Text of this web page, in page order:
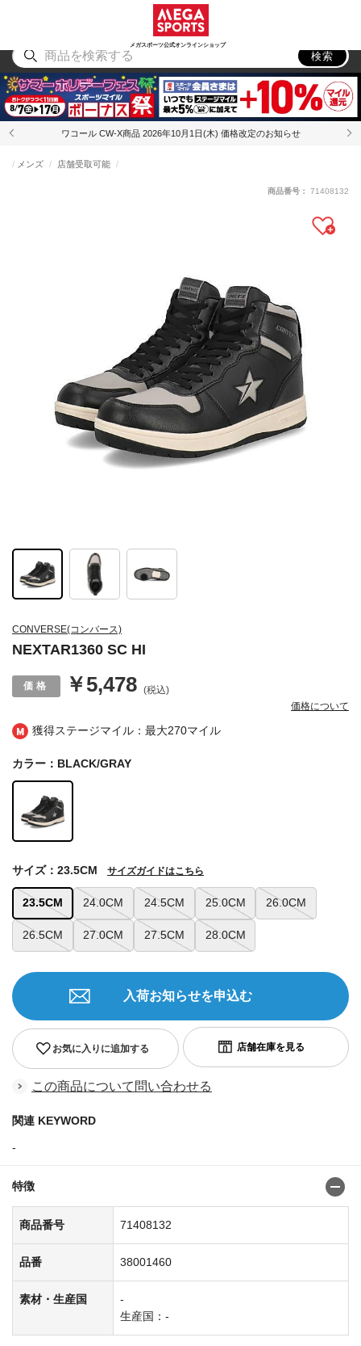
メガスポーツ公式オンラインショップ
アウトドア
検索
ワコール CW-X商品 2026年10月1日(木) 価格改定のお知らせ
獲得ステージマイル：最大270マイル
CONVERSE(コンバース)
NEXTAR1360 SC HI
メンズ 店舗受取可能
￥5,478 (税込)
価格について
商品番号： 71408132
カラー：BLACK/GRAY
23.5CM 24.0CM 24.5CM 25.0CM 26.0CM
26.5CM 27.0CM 27.5CM 28.0CM
サイズ：23.5CM サイズガイドはこちら
お気に入りに追加する
入荷お知らせを申込む
この商品について問い合わせる
関連 KEYWORD
-
特徴
商品番号 71408132
品番 38001460
素材・生産国
-
生産国：-